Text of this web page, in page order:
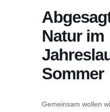
Natur im
Sommer
Gemeinsam wollen